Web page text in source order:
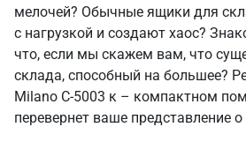
мелочей? Обычные ящики для
с нагрузкой и создают хаос?
что, если мы скажем вам, что
склада, способный на большее?
Milano C-5003 к – компактном
перевернет ваше представление